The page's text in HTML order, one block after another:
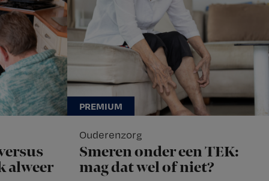
alweer
Ouderenzorg
Smeren onder een TEK:
mag dat wel of niet?